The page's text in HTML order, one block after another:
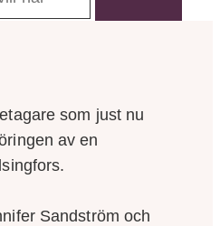
som just nu
av en
Sandström och